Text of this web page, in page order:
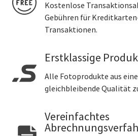
Kostenlose
Gebühren für
Transaktionen.
Erstklassige
Alle Fotoprodukte aus
gleichbleibende Qualität
Vereinfachtes